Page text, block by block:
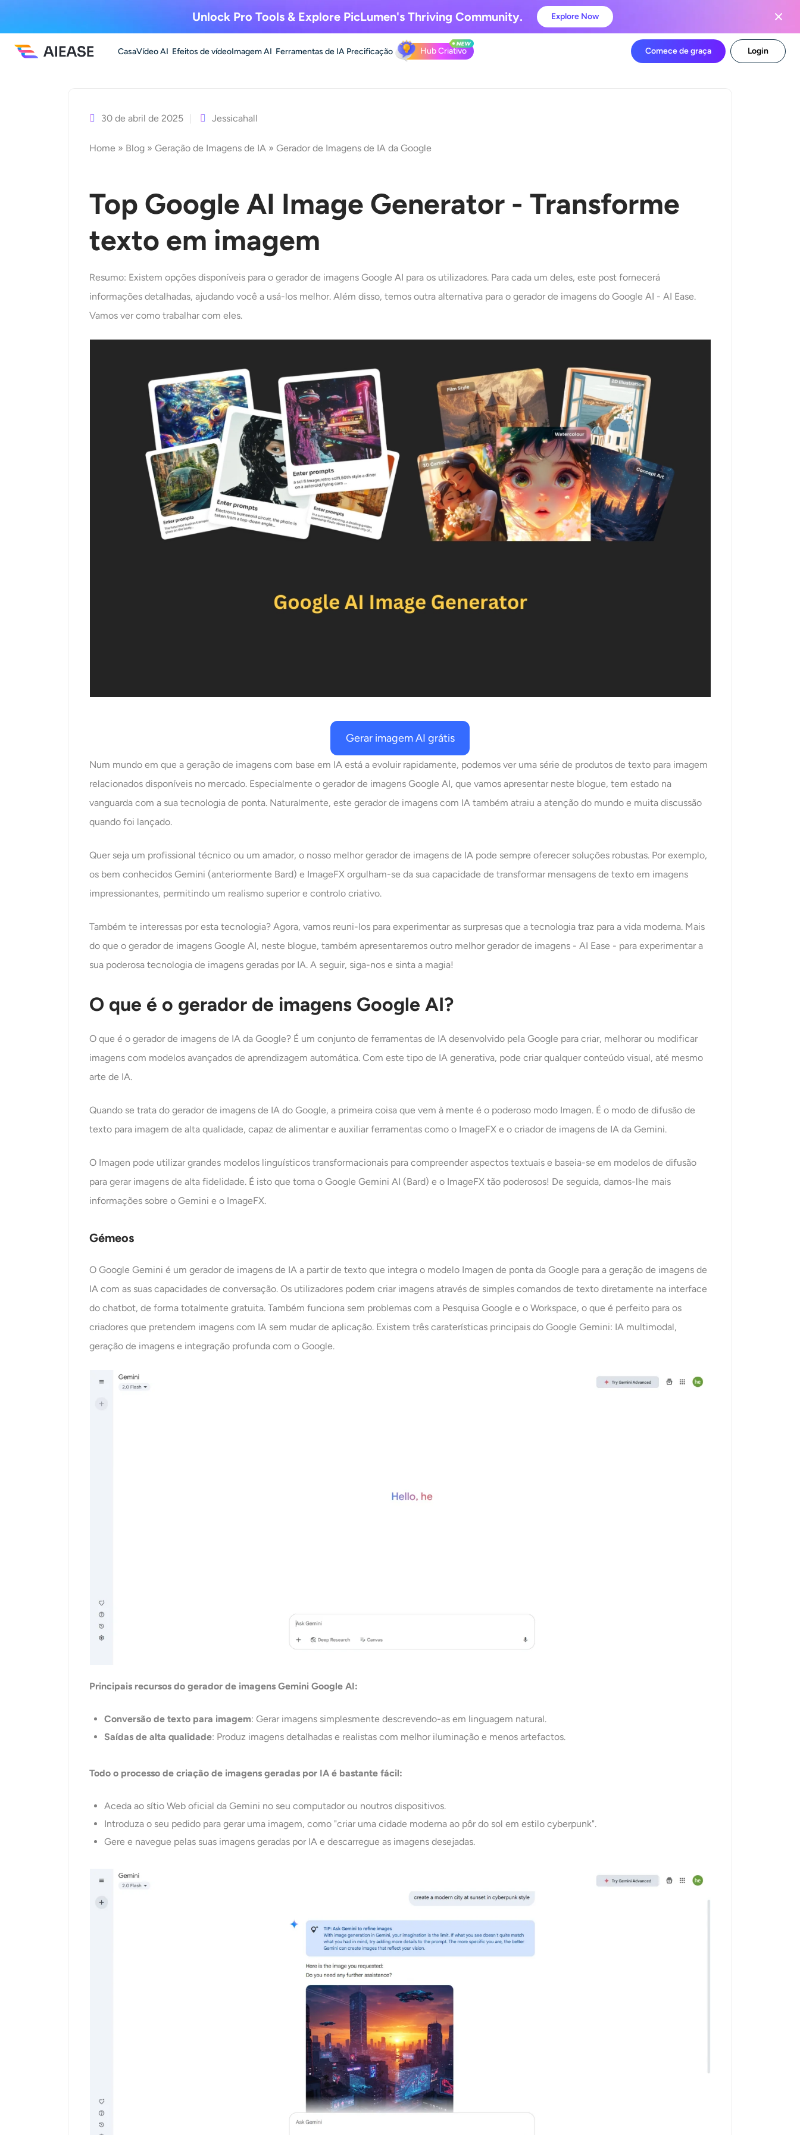
Unlock Pro Tools & ExplorePicLumen's Thriving Community. Explore Now
CasaVídeo AI Efeitos de vídeoImagem AI Ferramentas de IA Precificação Hub Criativo Comece de graça Login
30 de abril de 2025 Jessicahall
Home » Blog »Geração de Imagens de IA »Gerador de Imagens de IA da Google
Top Google AI Image Generator - Transforme
texto em imagem
Resumo: Existem opções disponíveis para o gerador de imagens Google AI para os utilizadores. Para cada um deles, este post fornecerá
informações detalhadas, ajudando você a usá-los melhor. Além disso, temos outra alternativa para o gerador de imagens do Google AI - AI Ease.
Vamos ver como trabalhar com eles.
Gerar imagem AI grátis
Num mundo em que a geração de imagens com base em IA está a evoluir rapidamente, podemos ver uma série de produtos de texto para imagem
relacionados disponíveis no mercado. Especialmente o gerador de imagens Google AI, que vamos apresentar neste blogue, tem estado na
vanguarda com a sua tecnologia de ponta. Naturalmente, este gerador de imagens com IA também atraiu a atenção do mundo e muita discussão
quando foi lançado.
Quer seja um profissional técnico ou um amador, o nosso melhor gerador de imagens de IA pode sempre oferecer soluções robustas. Por exemplo,
os bem conhecidos Gemini (anteriormente Bard) e ImageFX orgulham-se da sua capacidade de transformar mensagens de texto em imagens
impressionantes, permitindo um realismo superior e controlo criativo.
Também te interessas por esta tecnologia? Agora, vamos reuni-los para experimentar as surpresas que a tecnologia traz para a vida moderna. Mais
do que o gerador de imagens Google AI, neste blogue, também apresentaremos outro melhor gerador de imagens - AI Ease - para experimentar a
sua poderosa tecnologia de imagens geradas por IA. A seguir, siga-nos e sinta a magia!
O que é o gerador de imagens Google AI?
O que é o gerador de imagens de IA da Google? É um conjunto de ferramentas de IA desenvolvido pela Google para criar, melhorar ou modificar
imagens com modelos avançados de aprendizagem automática. Com este tipo de IA generativa, pode criar qualquer conteúdo visual, até mesmo
arte de IA.
Quando se trata do gerador de imagens de IA do Google, a primeira coisa que vem à mente é o poderoso modo Imagen. É o modo de difusão de
texto para imagem de alta qualidade, capaz de alimentar e auxiliar ferramentas como o ImageFX e o criador de imagens de IA da Gemini.
O Imagen pode utilizar grandes modelos linguísticos transformacionais para compreender aspectos textuais e baseia-se em modelos de difusão
para gerar imagens de alta fidelidade. É isto que torna o Google Gemini AI (Bard) e o ImageFX tão poderosos! De seguida, damos-lhe mais
informações sobre o Gemini e o ImageFX.
Gémeos
O Google Gemini é um gerador de imagens de IA a partir de texto que integra o modelo Imagen de ponta da Google para a geração de imagens de
IA com as suas capacidades de conversação. Os utilizadores podem criar imagens através de simples comandos de texto diretamente na interface
do chatbot, de forma totalmente gratuita. Também funciona sem problemas com a Pesquisa Google e o Workspace, o que é perfeito para os
criadores que pretendem imagens com IA sem mudar de aplicação. Existem três caraterísticas principais do Google Gemini: IA multimodal,
geração de imagens e integração profunda com o Google.
Principais recursos do gerador de imagens Gemini Google AI:
Conversão de texto para imagem: Gerar imagens simplesmente descrevendo-as em linguagem natural.
Saídas de alta qualidade: Produz imagens detalhadas e realistas com melhor iluminação e menos artefactos.
Todo o processo de criação de imagens geradas por IA é bastante fácil:
Aceda ao sítio Web oficial da Gemini no seu computador ou noutros dispositivos.
Introduza o seu pedido para gerar uma imagem, como "criar uma cidade moderna ao pôr do sol em estilo cyberpunk".
Gere e navegue pelas suas imagens geradas por IA e descarregue as imagens desejadas.